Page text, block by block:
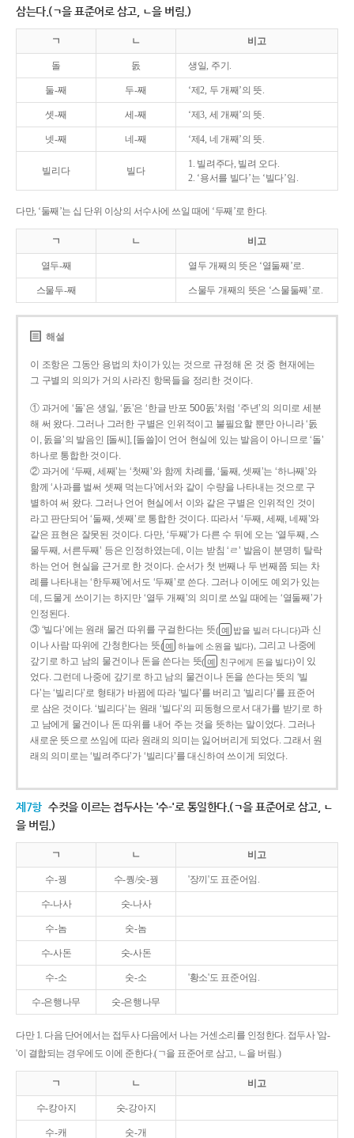
삼는다.(ㄱ을 표준어로 삼고, ㄴ을 버림.)
ㄱ ㄴ 비고
돌 돐 생일, 주기.
둘-째 두-째 ‘제2, 두 개째’의 뜻.
셋-째 세-째 ‘제3, 세 개째’의 뜻.
넷-째 네-째 ‘제4, 네 개째’의 뜻.
빌리다 빌다
1. 빌려주다, 빌려 오다.
2. ‘용서를 빌다’는 ‘빌다’임.
다만, ‘둘째’는 십 단위 이상의 서수사에 쓰일 때에 ‘두째’로 한다.
ㄱ ㄴ 비고
열두-째 열두 개째의 뜻은 ‘열둘째’로.
스물두-째 스물두 개째의 뜻은 ‘스물둘째’로.
해설
이 조항은 그동안 용법의 차이가 있는 것으로 규정해 온 것 중 현재에는
그 구별의 의의가 거의 사라진 항목들을 정리한 것이다.
① 과거에 ‘돌’은 생일, ‘돐’은 ‘한글 반포 500돐’처럼 ‘주년’의 의미로 세분
해 써 왔다. 그러나 그러한 구별은 인위적이고 불필요할 뿐만 아니라 ‘돐
이, 돐을’의 발음인 [돌씨], [돌쓸]이 언어 현실에 있는 발음이 아니므로 ‘돌’
하나로 통합한 것이다.
② 과거에 ‘두째, 세째’는 ‘첫째’와 함께 차례를, ‘둘째, 셋째’는 ‘하나째’와
함께 ‘사과를 벌써 셋째 먹는다’에서와 같이 수량을 나타내는 것으로 구
별하여 써 왔다. 그러나 언어 현실에서 이와 같은 구별은 인위적인 것이
라고 판단되어 ‘둘째, 셋째’로 통합한 것이다. 따라서 ‘두째, 세째, 네째’와
같은 표현은 잘못된 것이다. 다만, ‘두째’가 다른 수 뒤에 오는 ‘열두째, 스
물두째, 서른두째’ 등은 인정하였는데, 이는 받침 ‘ㄹ’ 발음이 분명히 탈락
하는 언어 현실을 근거로 한 것이다. 순서가 첫 번째나 두 번째쯤 되는 차
례를 나타내는 ‘한두째’에서도 ‘두째’로 쓴다. 그러나 이에도 예외가 있는
데, 드물게 쓰이기는 하지만 ‘열두 개째’의 의미로 쓰일 때에는 ‘열둘째’가
인정된다.
③ ‘빌다’에는 원래 물건 따위를 구걸한다는 뜻( 예 밥을 빌러 다니다)과 신
이나 사람 따위에 간청한다는 뜻( 예 하늘에 소원을 빌다), 그리고 나중에
갚기로 하고 남의 물건이나 돈을 쓴다는 뜻( 예 친구에게 돈을 빌다)이 있
었다. 그런데 나중에 갚기로 하고 남의 물건이나 돈을 쓴다는 뜻의 ‘빌
다’는 ‘빌리다’로 형태가 바뀜에 따라 ‘빌다’를 버리고 ‘빌리다’를 표준어
로 삼은 것이다. ‘빌리다’는 원래 ‘빌다’의 피동형으로서 대가를 받기로 하
고 남에게 물건이나 돈 따위를 내어 주는 것을 뜻하는 말이었다. 그러나
새로운 뜻으로 쓰임에 따라 원래의 의미는 잃어버리게 되었다. 그래서 원
래의 의미로는 ‘빌려주다’가 ‘빌리다’를 대신하여 쓰이게 되었다.
제7항 수컷을 이르는 접두사는 '수-'로 통일한다.(ㄱ을 표준어로 삼고, ㄴ
을 버림.)
ㄱ ㄴ 비고
수-꿩 수-퀑/숫-꿩 '장끼'도 표준어임.
수-나사 숫-나사
수-놈 숫-놈
수-사돈 숫-사돈
수-소 숫-소 '황소'도 표준어임.
수-은행나무 숫-은행나무
다만 1. 다음 단어에서는 접두사 다음에서 나는 거센소리를 인정한다. 접두사 '암-
'이 결합되는 경우에도 이에 준한다.(ㄱ을 표준어로 삼고, ㄴ을 버림.)
ㄱ ㄴ 비고
수-캉아지 숫-강아지
수-캐 숫-개